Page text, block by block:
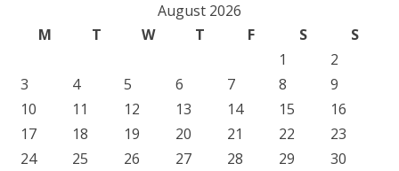
August 2026
M
T W T F S
S
1
2
3
4 5 6 7 8
9
10
11 12 13 14 15
16
17
18 19 20 21 22
23
24
25 26 27 28 29
30